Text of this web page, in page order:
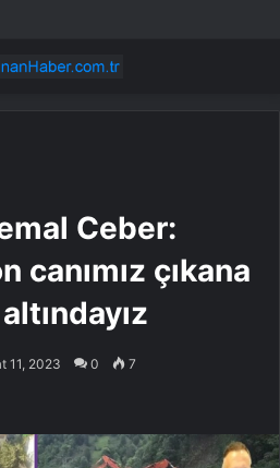
Ceber:
canımız çıkana
11, 2023 0 7